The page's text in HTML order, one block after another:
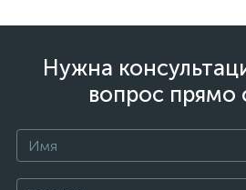
Нужна
вопрос прямо